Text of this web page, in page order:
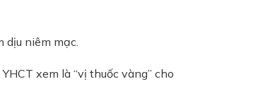
dịu niêm mạc.
xem là “vị thuốc vàng” cho